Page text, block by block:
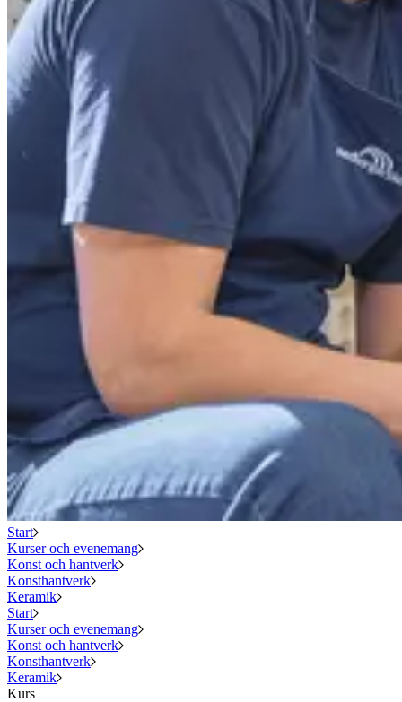
Start
Kurser och evenemang
Konst och hantverk
Konsthantverk
Keramik
Start
Kurser och evenemang
Konst och hantverk
Konsthantverk
Keramik
Kurs